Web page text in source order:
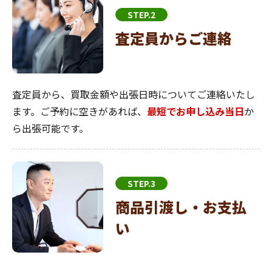
STEP.2
査定員からご連絡
査定員から、買取金額や出張日時についてご連絡いたし
ます。ご予約に空きがあれば、 最短でお申し込み当日か
ら出張可能です。
STEP.3
商品引渡し・お支払
い